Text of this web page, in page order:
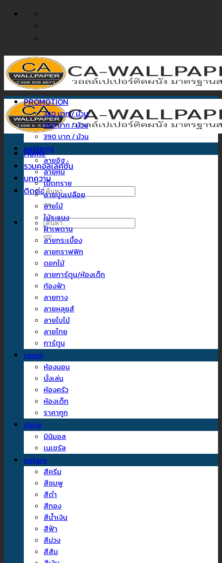
ข้าม
Home
รวมคอลเลคชั่น
บทความ
ติดต่อเรา
ค้นหา:
ค้นหา:
PROMOTION
340 บาท / ม้วน
350 บาท / ม้วน
390 บาท / ม้วน
patterns
ลายอิฐ
ลายหิน
เม็ดทราย
ลายปูนเปลือย
ลายไม้
ไม้ระแนง
ฝ้าเพดาน
ลายกระเบื้อง
ลายกราฟฟิก
ดอกไม้
ลายการ์ตูน/ห้องเด็ก
ท้องฟ้า
ลายทาง
ลายหลุยส์
ลายใบไม้
ลายไทย
การ์ตูน
room
ห้องนอน
นั่งเล่น
ห้องครัว
ห้องเด็ก
ราคาถูก
style
มินิมอล
เนเชรัล
colors
สีครีม
สีชมพู
สีดำ
สีทอง
สีน้ำเงิน
สีฟ้า
สีม่วง
สีส้ม